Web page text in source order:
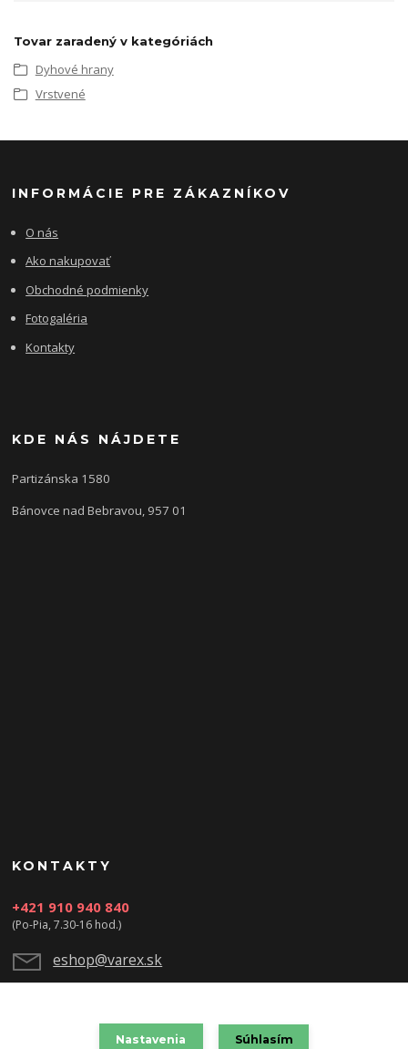
Tovar zaradený v kategóriách
Dyhové hrany
Vrstvené
INFORMÁCIE PRE ZÁKAZNÍKOV
O nás
Ako nakupovať
Obchodné podmienky
Fotogaléria
Kontakty
KDE NÁS NÁJDETE
Partizánska 1580
Bánovce nad Bebravou, 957 01
KONTAKTY
+421 910 940 840
(Po-Pia, 7.30-16 hod.)
eshop@varex.sk
Nastavenia Súhlasím